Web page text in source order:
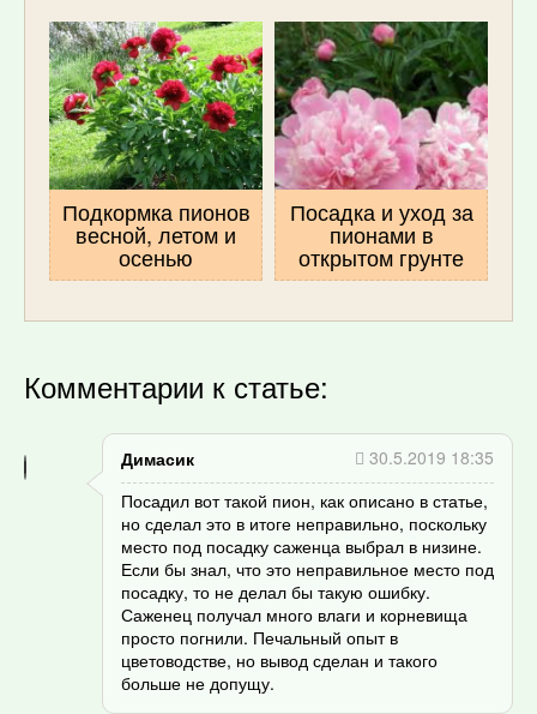
Подкормка пионов
весной, летом и
осенью
Посадка и уход за
пионами в
открытом грунте
Комментарии к статье:
Димасик
30.5.2019 18:35
Посадил вот такой пион, как описано в статье,
но сделал это в итоге неправильно, поскольку
место под посадку саженца выбрал в низине.
Если бы знал, что это неправильное место под
посадку, то не делал бы такую ошибку.
Саженец получал много влаги и корневища
просто погнили. Печальный опыт в
цветоводстве, но вывод сделан и такого
больше не допущу.